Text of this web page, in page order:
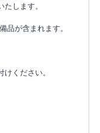
します。
品が含まれます。
ください。